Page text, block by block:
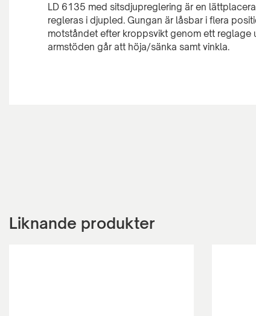
LD 6135 med sitsdjupreglering är en
regleras i djupled. Gungan är låsbar i flera
motståndet efter kroppsvikt genom ett
Liknande produkter